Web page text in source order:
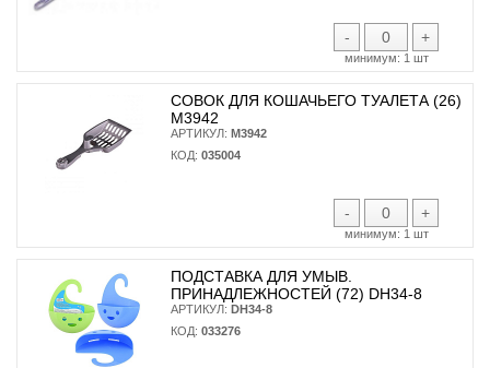
- +
минимум: 1 шт
СОВОК ДЛЯ КОШАЧЬЕГО ТУАЛЕТА (26)
М3942
АРТИКУЛ: М3942
КОД: 035004
- +
минимум: 1 шт
ПОДСТАВКА ДЛЯ УМЫВ.
ПРИНАДЛЕЖНОСТЕЙ (72) DH34-8
АРТИКУЛ: DH34-8
КОД: 033276